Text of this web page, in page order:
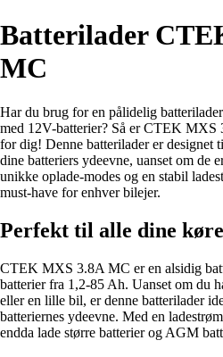
Batterilader
MC
Har du brug for en pålidelig
med 12V-batterier? Så er CTEK MXS
for dig! Denne batterilader er designet
dine batteriers ydeevne, uanset om de
unikke oplade-modes og en stabil
must-have for enhver bilejer.
Perfekt til alle dine
CTEK MXS 3.8A MC er en alsidig
batterier fra 1,2-85 Ah. Uanset om du
eller en lille bil, er denne batterilader
batteriernes ydeevne. Med en
endda lade større batterier og AGM